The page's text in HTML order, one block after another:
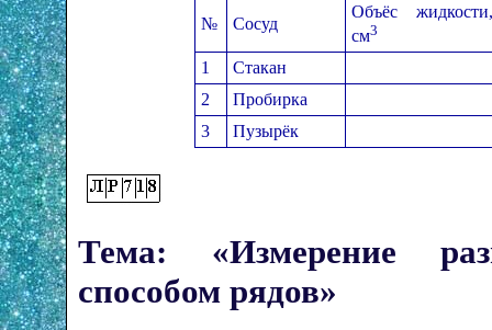
№ Сосуд
Объёс жидкости,
см3
1
Стакан
2
Пробирка
3
Пузырёк
Тема: «Измерение
способом рядов»